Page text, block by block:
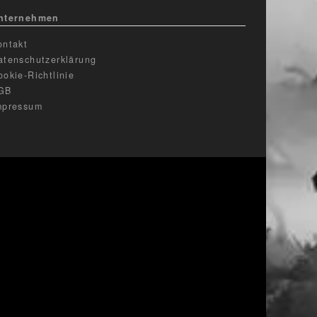
Richtlinie